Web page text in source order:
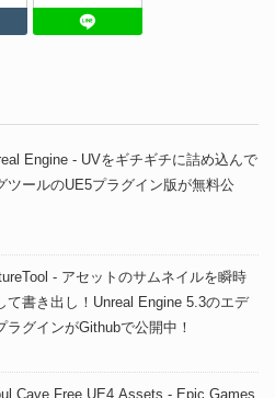
Tumblr
Engine - UVをギチギチに詰め込んで
ツールのUE5プラグイン版が無料公
- アセットのサムネイルを瞬時
て書き出し！Unreal Engine 5.3のエデ
ラグインがGithubで公開中！
Cave Free UE4 Assets - Epic Games